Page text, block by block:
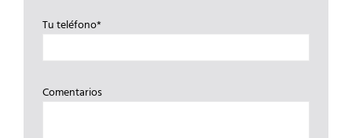
Tu teléfono*
Comentarios